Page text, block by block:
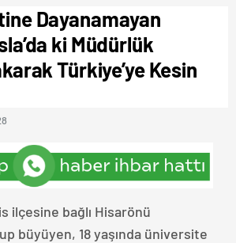
Dayanamayan
ki Müdürlük
Türkiye’ye Kesin
ilçesine bağlı Hisarönü
büyüyen, 18 yaşında üniversite